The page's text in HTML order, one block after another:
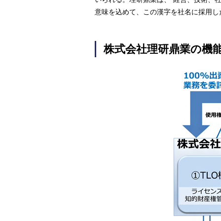
意味を込めて、この漢字を社名に採用し
株式会社理研鼎業の機